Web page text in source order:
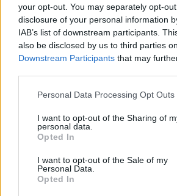
your opt-out. You may separately opt-
disclosure of your personal information
IAB’s list of downstream participants.
also be disclosed by us to third parties
Downstream Participants that may
Personal Data Processing Opt Outs
I want to opt-out of the Sharing of
personal data.
Opted In
I want to opt-out of the Sale of my
Personal Data.
Opted In
Señales del Trastorno Límite de
en niños pequeños
LEER